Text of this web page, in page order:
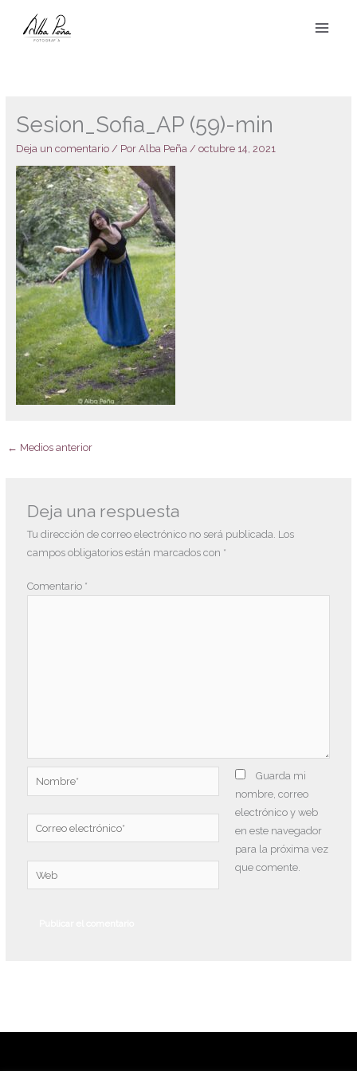
contenido
Sesion_Sofia_AP (59)-min
Deja un comentario / Por Alba Peña / octubre 14, 2021
← Medios anterior
Deja una respuesta
Tu dirección de correo electrónico no será publicada. Los
campos obligatorios están marcados con *
Comentario *
Nombre*
Correo
electrónico*
Web
Guarda mi
nombre, correo
electrónico y web
en este navegador
para la próxima vez
que comente.